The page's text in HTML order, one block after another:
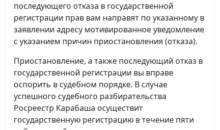
последующего отказа в государственной
регистрации прав вам направят по указанному в
заявлении адресу мотивированное уведомление
с указанием причин приостановления (отказа).
Приостановление, а также последующий отказ в
государственной регистрации вы вправе
оспорить в судебном порядке. В случае
успешного судебного разбирательства
Росреестр Карабаша осуществит
государственную регистрацию в течение пяти